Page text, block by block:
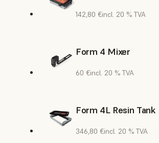
142,80 €incl. 20 % TVA
Form 4 Mixer
60 €incl. 20 % TVA
Form 4L Resin Tank
346,80 €incl. 20 % TVA